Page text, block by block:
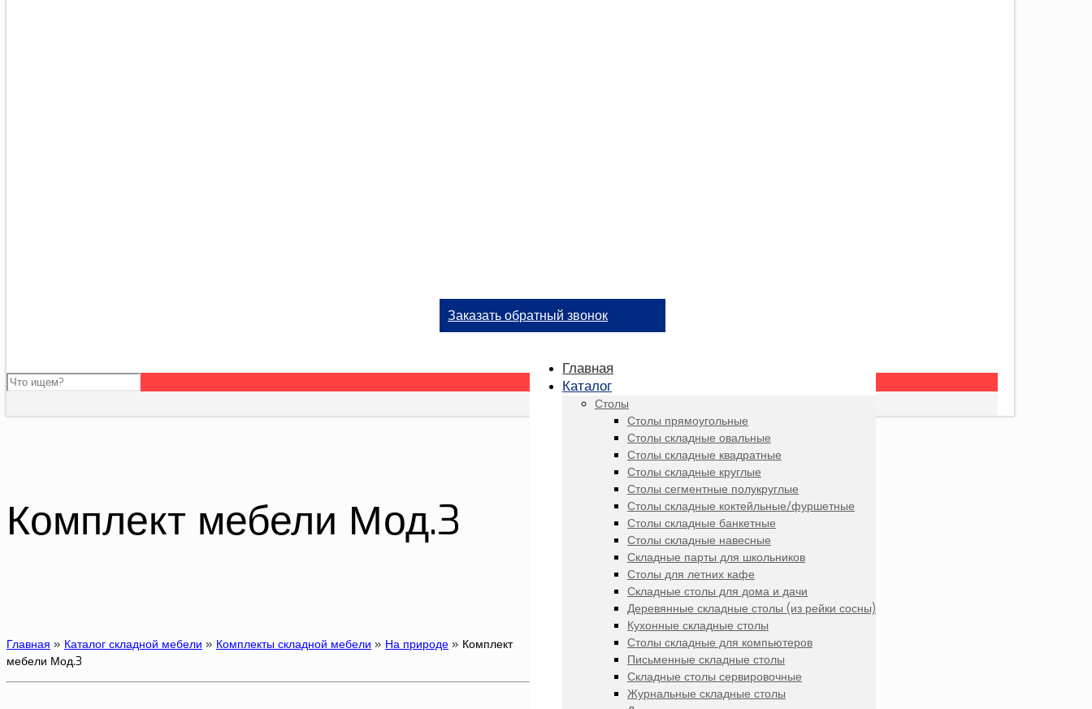
Заказать обратный звонок
Главная
Каталог
Столы
Столы прямоугольные
Столы складные овальные
Столы складные квадратные
Столы складные круглые
Столы сегментные полукруглые
Столы складные коктейльные/фуршетные
Столы складные банкетные
Столы складные навесные
Складные парты для школьников
Столы для летних кафе
Складные столы для дома и дачи
Деревянные складные столы (из рейки сосны)
Кухонные складные столы
Столы складные для компьютеров
Письменные складные столы
Складные столы сервировочные
Журнальные складные столы
Комплект мебели Мод.3
Главная » Каталог складной мебели » Комплекты складной мебели » На природе » Комплект
мебели Мод.3